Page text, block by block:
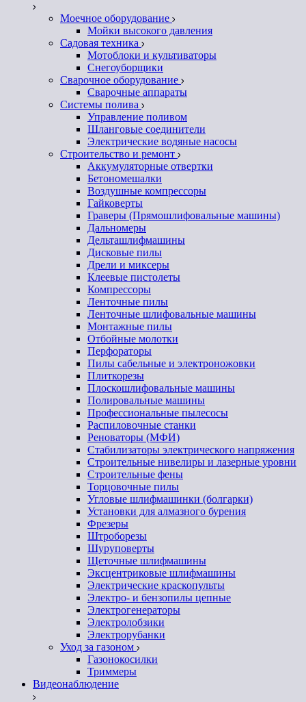
Моечное оборудование
Мойки высокого давления
Садовая техника
Мотоблоки и культиваторы
Снегоуборщики
Сварочное оборудование
Сварочные аппараты
Системы полива
Управление поливом
Шланговые соединители
Электрические водяные насосы
Строительство и ремонт
Аккумуляторные отвертки
Бетономешалки
Воздушные компрессоры
Гайковерты
Граверы (Прямошлифовальные машины)
Дальномеры
Дельташлифмашины
Дисковые пилы
Дрели и миксеры
Клеевые пистолеты
Компрессоры
Ленточные пилы
Ленточные шлифовальные машины
Монтажные пилы
Отбойные молотки
Перфораторы
Пилы сабельные и электроножовки
Плиткорезы
Плоскошлифовальные машины
Полировальные машины
Профессиональные пылесосы
Распиловочные станки
Реноваторы (МФИ)
Стабилизаторы электрического напряжения
Строительные нивелиры и лазерные уровни
Строительные фены
Торцовочные пилы
Угловые шлифмашинки (болгарки)
Установки для алмазного бурения
Фрезеры
Штроборезы
Шуруповерты
Щеточные шлифмашины
Эксцентриковые шлифмашины
Электрические краскопульты
Электро- и бензопилы цепные
Электрогенераторы
Электролобзики
Электрорубанки
Уход за газоном
Газонокосилки
Триммеры
Видеонаблюдение